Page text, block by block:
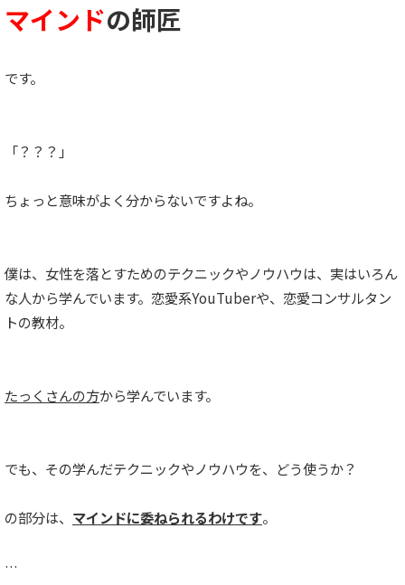
マインドの師匠
です。
「？？？」
ちょっと意味がよく分からないですよね。
僕は、女性を落とすためのテクニックやノウハウは、実はいろん
な人から学んでいます。恋愛系YouTuberや、恋愛コンサルタン
トの教材。
たっくさんの方から学んでいます。
でも、その学んだテクニックやノウハウを、どう使うか？
の部分は、 マインドに委ねられるわけです。
…